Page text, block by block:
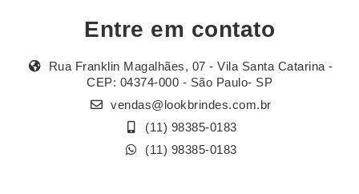
Entre em contato
Rua Franklin Magalhães, 07 - Vila Santa Catarina -
CEP: 04374-000 - São Paulo- SP
vendas@lookbrindes.com.br
(11) 98385-0183
(11) 98385-0183